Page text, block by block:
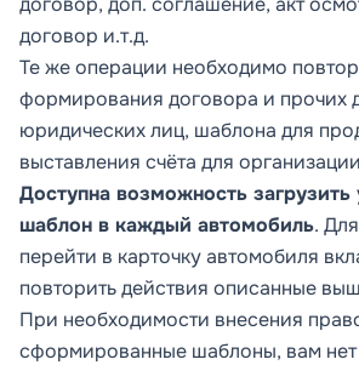
договор и.т.д.
Те же операции необходимо
формирования договора и прочих
юридических лиц, шаблона для
выставления счёта для
Доступна возможность загрузить
шаблон в каждый автомобиль.
перейти в карточку автомобиля
повторить действия описанные
При необходимости внесения
сформированные шаблоны, вам